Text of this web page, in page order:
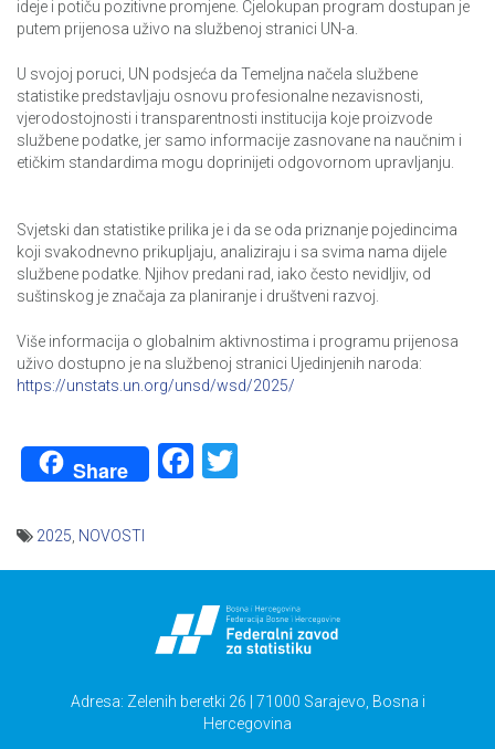
ideje i potiču pozitivne promjene. Cjelokupan program dostupan je
putem prijenosa uživo na službenoj stranici UN-a.
U svojoj poruci, UN podsjeća da Temeljna načela službene
statistike predstavljaju osnovu profesionalne nezavisnosti,
vjerodostojnosti i transparentnosti institucija koje proizvode
službene podatke, jer samo informacije zasnovane na naučnim i
etičkim standardima mogu doprinijeti odgovornom upravljanju.
Svjetski dan statistike prilika je i da se oda priznanje pojedincima
koji svakodnevno prikupljaju, analiziraju i sa svima nama dijele
službene podatke. Njihov predani rad, iako često nevidljiv, od
suštinskog je značaja za planiranje i društveni razvoj.
Više informacija o globalnim aktivnostima i programu prijenosa
uživo dostupno je na službenoj stranici Ujedinjenih naroda:
https://unstats.un.org/unsd/wsd/2025/
Share Facebook
2025 NOVOSTI
Adresa: Zelenih beretki 26 | 71000 Sarajevo, Bosna i
Hercegovina